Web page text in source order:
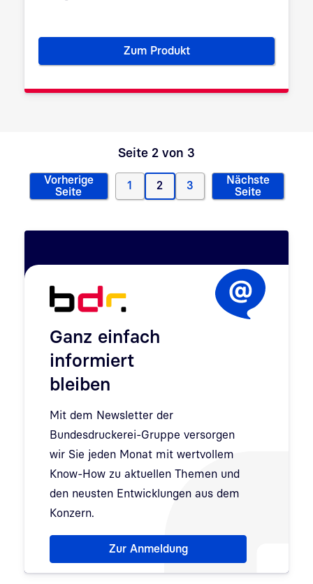
Zum Produkt
System für
Seite 2 von 3
Vorherige Seite
Vorherige
Seite
Page
1 Aktuelle Seite
2 Page
3 Nächste
Nächste
Seite
Ganz einfach
informiert
bleiben
Mit dem Newsletter der
Bundesdruckerei-Gruppe versorgen
wir Sie jeden Monat mit wertvollem
Know-How zu aktuellen Themen und
den neusten Entwicklungen aus dem
Konzern.
Hinweis: Dialog zur Newsletter-Anmeldung wurde
Zur Anmeldung